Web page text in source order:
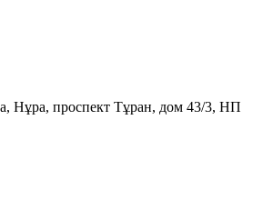
Нұра, проспект Тұран, дом 43/3, НП